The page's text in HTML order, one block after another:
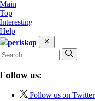
Main
Top
Interesting
Help
periskop
Follow us:
Follow us on Twitter